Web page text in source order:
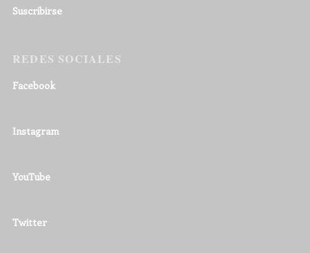
Suscribirse
REDES SOCIALES
Facebook
Instagram
YouTube
Twitter